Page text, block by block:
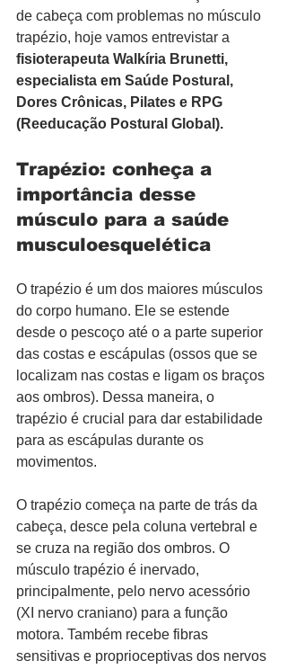
de cabeça com problemas no músculo
trapézio, hoje vamos entrevistar a
fisioterapeuta Walkíria Brunetti,
especialista em Saúde Postural,
Dores Crônicas, Pilates e RPG
(Reeducação Postural Global).
Trapézio: conheça a
importância desse
músculo para a saúde
musculoesquelética
O trapézio é um dos maiores músculos
do corpo humano. Ele se estende
desde o pescoço até o a parte superior
das costas e escápulas (ossos que se
localizam nas costas e ligam os braços
aos ombros). Dessa maneira, o
trapézio é crucial para dar estabilidade
para as escápulas durante os
movimentos.
O trapézio começa na parte de trás da
cabeça, desce pela coluna vertebral e
se cruza na região dos ombros. O
músculo trapézio é inervado,
principalmente, pelo nervo acessório
(XI nervo craniano) para a função
motora. Também recebe fibras
sensitivas e proprioceptivas dos nervos